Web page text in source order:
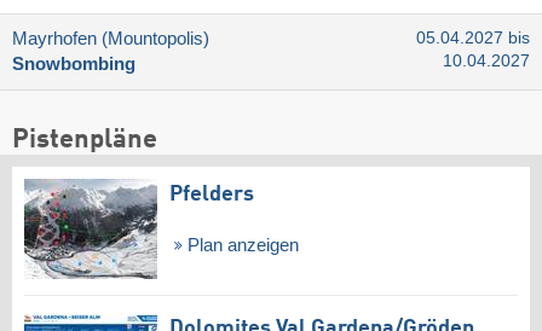
Mayrhofen (Mountopolis)
Snowbombing
05.04.2027 bis
10.04.2027
Pistenpläne
Pfelders
Plan anzeigen